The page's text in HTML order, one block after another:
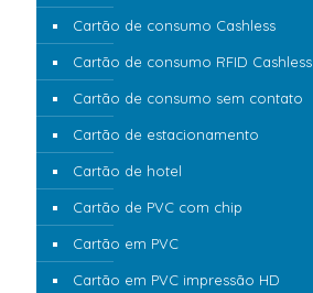
Cartão de consumo Cashless
Cartão de consumo RFID Cashless
Cartão de consumo sem contato
Cartão de estacionamento
Cartão de hotel
Cartão de PVC com chip
Cartão em PVC
Cartão em PVC impressão HD